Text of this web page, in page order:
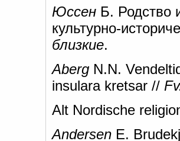
Юссен Б. Родство
культурно-
близкие.
Aberg N.N.
insulara kretsar //
Alt Nordische
Andersen E.